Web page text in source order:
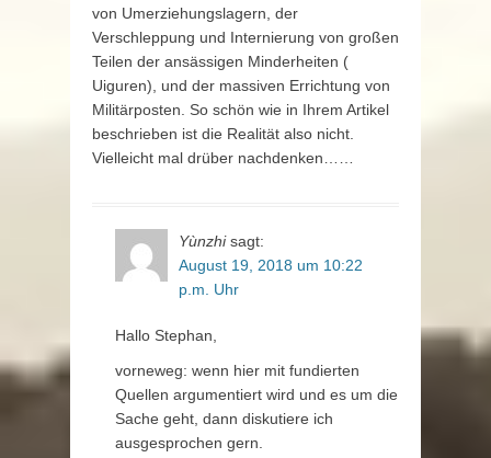
von Umerziehungslagern, der
Verschleppung und Internierung von großen
Teilen der ansässigen Minderheiten (
Uiguren), und der massiven Errichtung von
Militärposten. So schön wie in Ihrem Artikel
beschrieben ist die Realität also nicht.
Vielleicht mal drüber nachdenken……
Yùnzhi sagt:
August 19, 2018 um 10:22
p.m. Uhr
Hallo Stephan,
vorneweg: wenn hier mit fundierten
Quellen argumentiert wird und es um die
Sache geht, dann diskutiere ich
ausgesprochen gern.